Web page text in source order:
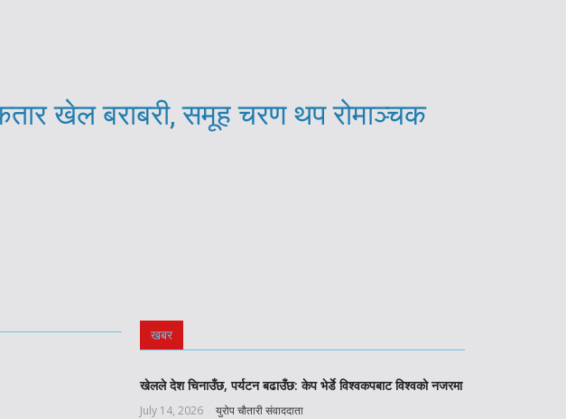
खेल बराबरी, समूह चरण थप रोमाञ्चक
खबर
खेलले देश चिनाउँछ, पर्यटन बढाउँछ: केप भेर्डे विश्वकपबाट विश्वको नजरमा
July 14, 2026 युरोप चौतारी संवाददाता